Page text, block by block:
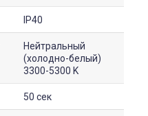
IP40
Нейтральный
(холодно-белый)
3300-5300 K
50 сек